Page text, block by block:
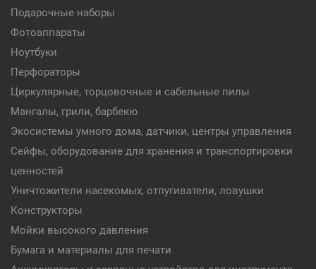
Подарочные наборы
Фотоаппараты
Ноутбуки
Перфораторы
Циркулярные, торцовочные и сабельные пилы
Мангалы, грили, барбекю
Экосистемы умного дома, датчики, центры управления
Сейфы, оборудование для хранения и транспортировки
ценностей
Уничтожители насекомых, отпугиватели, ловушки
Конструкторы
Мойки высокого давления
Бумага и материалы для печати